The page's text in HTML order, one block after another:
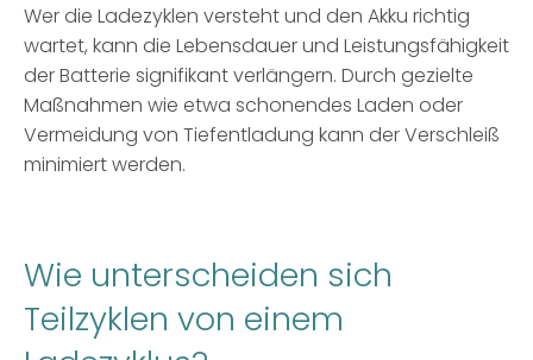
Wer die Ladezyklen versteht und den Akku richtig
wartet, kann die Lebensdauer und Leistungsfähigkeit
der Batterie signifikant verlängern. Durch gezielte
Maßnahmen wie etwa schonendes Laden oder
Vermeidung von Tiefentladung kann der Verschleiß
minimiert werden.
Wie unterscheiden sich
Teilzyklen von einem